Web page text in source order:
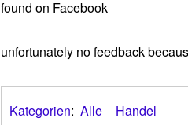
found on Facebook
unfortunately no feedback
Kategorien: Alle Handel